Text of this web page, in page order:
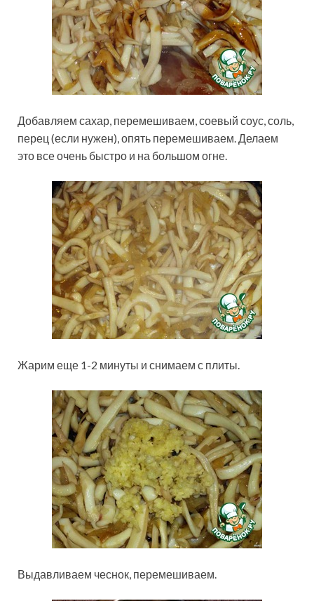
Добавляем сахар, перемешиваем, соевый соус, соль,
перец (если нужен), опять перемешиваем. Делаем
это все очень быстро и на большом огне.
Жарим еще 1-2 минуты и снимаем с плиты.
Выдавливаем чеснок, перемешиваем.